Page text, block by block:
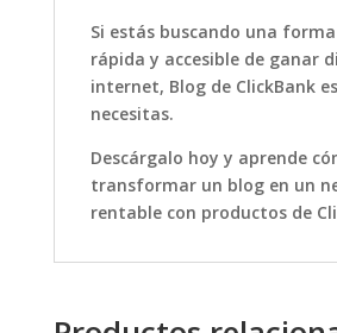
Si estás buscando una
rápida y accesible de ganar
internet, Blog de ClickBank
necesitas.
Descárgalo hoy y aprende
transformar un blog en un
rentable con productos de